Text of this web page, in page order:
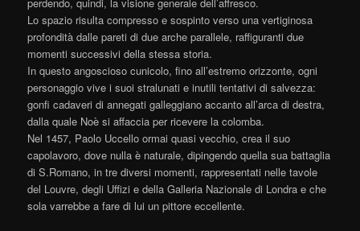
perdendo, quindi, la visione generale dell’affresco.
Lo spazio risulta compresso e sospinto verso una vertiginosa
profondità dalle pareti di due arche parallele, raffiguranti due
momenti successivi della stessa storia.
In questo angoscioso cunicolo, fino all’estremo orizzonte, ogni
personaggio vive i suoi stralunati e inutili tentativi di salvezza:
gonfi cadaveri di annegati galleggiano accanto all’arca di destra,
dalla quale Noè si affaccia per ricevere la colomba.
Nel 1457, Paolo Uccello ormai quasi vecchio, crea il suo
capolavoro, dove nulla è naturale, dipingendo quella sua battaglia
di S.Romano, in tre diversi momenti, rappresentati nelle tavole
del Louvre, degli Uffizi e della Galleria Nazionale di Londra e che
sola varrebbe a fare di lui un pittore eccellente.